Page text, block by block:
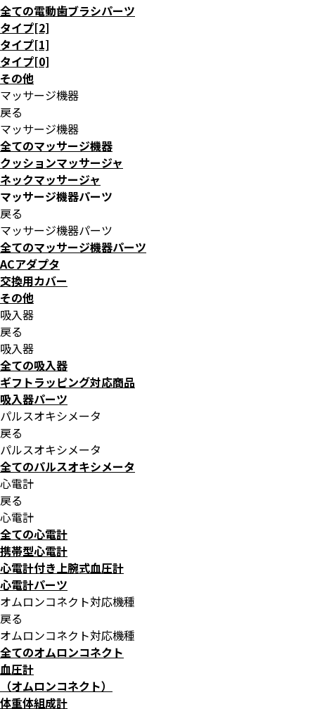
全ての電動歯ブラシパーツ
タイプ[2]
タイプ[1]
タイプ[0]
その他
マッサージ機器
戻る
マッサージ機器
全てのマッサージ機器
クッションマッサージャ
ネックマッサージャ
マッサージ機器パーツ
戻る
マッサージ機器パーツ
全てのマッサージ機器パーツ
ACアダプタ
交換用カバー
その他
吸入器
戻る
吸入器
全ての吸入器
ギフトラッピング対応商品
吸入器パーツ
パルスオキシメータ
戻る
パルスオキシメータ
全てのパルスオキシメータ
心電計
戻る
心電計
全ての心電計
携帯型心電計
心電計付き上腕式血圧計
心電計パーツ
オムロンコネクト対応機種
戻る
オムロンコネクト対応機種
全てのオムロンコネクト
血圧計
（オムロンコネクト）
体重体組成計